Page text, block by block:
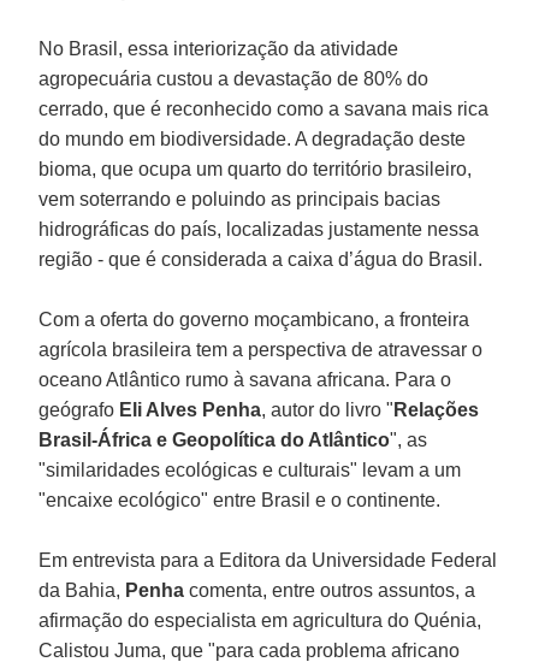
No Brasil, essa interiorização da atividade
agropecuária custou a devastação de 80% do
cerrado, que é reconhecido como a savana mais rica
do mundo em biodiversidade. A degradação deste
bioma, que ocupa um quarto do território brasileiro,
vem soterrando e poluindo as principais bacias
hidrográficas do país, localizadas justamente nessa
região - que é considerada a caixa d’água do Brasil.
Com a oferta do governo moçambicano, a fronteira
agrícola brasileira tem a perspectiva de atravessar o
oceano Atlântico rumo à savana africana. Para o
geógrafo Eli Alves Penha, autor do livro " Relações
Brasil-África e Geopolítica do Atlântico", as
"similaridades ecológicas e culturais" levam a um
"encaixe ecológico" entre Brasil e o continente.
Em entrevista para a Editora da Universidade Federal
da Bahia, Penhacomenta, entre outros assuntos, a
afirmação do especialista em agricultura do Quénia,
Calistou Juma, que "para cada problema africano